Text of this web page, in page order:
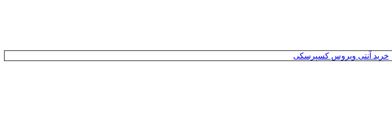
خرید آنتی ویروس کسپرسکی